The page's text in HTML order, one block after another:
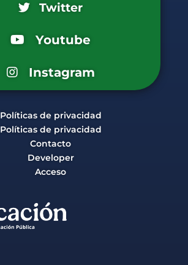
Twitter
Youtube
Instagram
Políticas de privacidad
Políticas de privacidad
Contacto
Developer
Acceso